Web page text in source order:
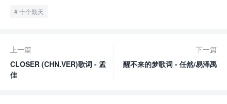
十个勤天
上一篇
CLOSER (CHN.VER)歌词 - 孟
佳
下一篇
醒不来的梦歌词 - 任然/易泽禹